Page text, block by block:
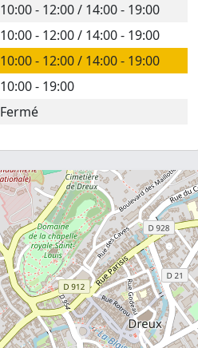
10:00 - 12:00 / 14:00 - 19:00
10:00 - 12:00 / 14:00 - 19:00
10:00 - 12:00 / 14:00 - 19:00
10:00 - 19:00
Fermé